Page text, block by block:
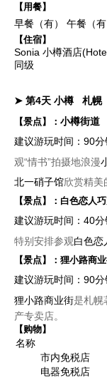
【用餐】
早餐（有） 午餐（有
【住宿】
Sonia 小樽酒店
同级
➤ 第4天 小樽 札幌
【景点】： 小樽街道
建议游玩时间：90分
观“情书”拍摄地浪漫
北一硝子馆欣赏精美
【景点】： 白色恋人
建议游玩时间：40分
特别安排参观白色恋
【景点】： 狸小路商
建议游玩时间：90分
狸小路商业街是札幌
产专卖店。
【购物】
名称
市内免税店
电器免税店